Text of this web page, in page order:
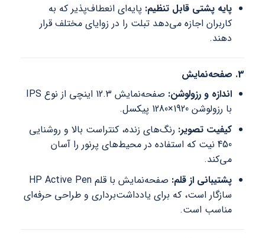
پایه پشتی قابل تنظیم: پایه‌ای انعطاف‌پذیر که به
کاربران اجازه می‌دهد تبلت را در زوایای مختلف قرار
دهند.
3. صفحه‌نمایش
اندازه و رزولوشن:
صفحه‌نمایش 12.3 اینچی از نوع IPS
با رزولوشن 1920×1280 پیکسل.
کیفیت تصویر: رنگ‌های زنده، کنتراست بالا و روشنایی
450 نیت که استفاده در محیط‌های پرنور را آسان
می‌کند.
پشتیبانی از قلم:
صفحه‌نمایش با قلم HP Active Pen
سازگار است، که برای یادداشت‌برداری و طراحی حرفه‌ای
مناسب است.